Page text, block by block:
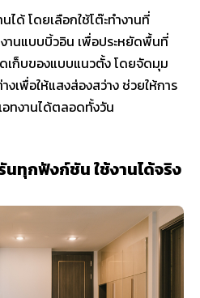
ด้ โดยเลือกใช้โต๊ะทำงานที่
านแบบบิ้วอิน เพื่อประหยัดพื้นที่
เก็บของแบบแนวตั้ง โดยจัดมุม
งเพื่อให้แสงส่องสว่าง ช่วยให้การ
อทงานได้ตลอดทั้งวัน
นทุกฟังก์ชัน ใช้งานได้จริง